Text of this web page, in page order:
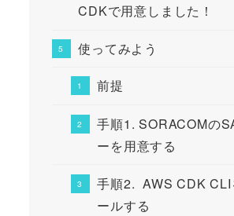
CDKで用意しました！
使ってみよう
前提
手順1. SORACOMの
ーを用意する
手順2. AWS CDK CLI
ールする